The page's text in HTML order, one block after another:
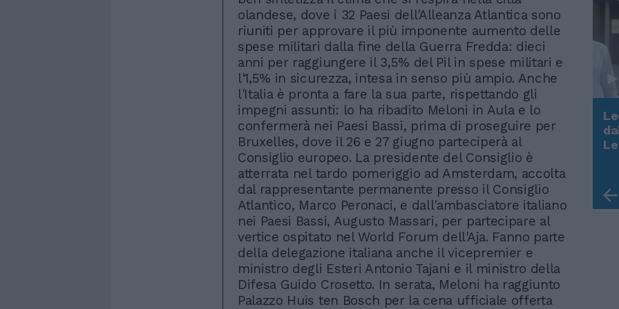
olandese, dove i 32 Paesi dell'Alleanza Atlantica sono
riuniti per approvare il più imponente aumento delle
spese militari dalla fine della Guerra Fredda: dieci
anni per raggiungere il 3,5% del Pil in spese militari e
l'1,5% in sicurezza, intesa in senso più ampio. Anche
l'Italia è pronta a fare la sua parte, rispettando gli
impegni assunti: lo ha ribadito Meloni in Aula e lo
confermerà nei Paesi Bassi, prima di proseguire per
Bruxelles, dove il 26 e 27 giugno parteciperà al
Consiglio europeo. La presidente del Consiglio è
atterrata nel tardo pomeriggio ad Amsterdam, accolta
dal rappresentante permanente presso il Consiglio
Atlantico, Marco Peronaci, e dall'ambasciatore italiano
nei Paesi Bassi, Augusto Massari, per partecipare al
vertice ospitato nel World Forum dell'Aja. Fanno parte
della delegazione italiana anche il vicepremier e
ministro degli Esteri Antonio Tajani e il ministro della
Difesa Guido Crosetto. In serata, Meloni ha raggiunto
Palazzo Huis ten Bosch per la cena ufficiale offerta
Rudy Giuliani a Come States?
Trump, Meloni e la strategia
americana